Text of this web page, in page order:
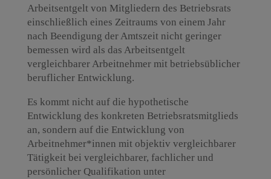
Arbeitsentgelt von Mitgliedern des Betriebsrats
einschließlich eines Zeitraums von einem Jahr
nach Beendigung der Amtszeit nicht geringer
bemessen wird als das Arbeitsentgelt
vergleichbarer Arbeitnehmer mit betriebsüblicher
beruflicher Entwicklung.
Es kommt nicht auf die hypothetische
Entwicklung des konkreten Betriebsratsmitglieds
an, sondern auf die Entwicklung von
Arbeitnehmer*innen mit objektiv vergleichbarer
Tätigkeit bei vergleichbarer, fachlicher und
persönlicher Qualifikation unter